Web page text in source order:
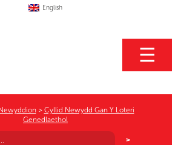
English
☰
Newyddion> Cyllid Newydd Gan Y Loteri
Genedlaethol